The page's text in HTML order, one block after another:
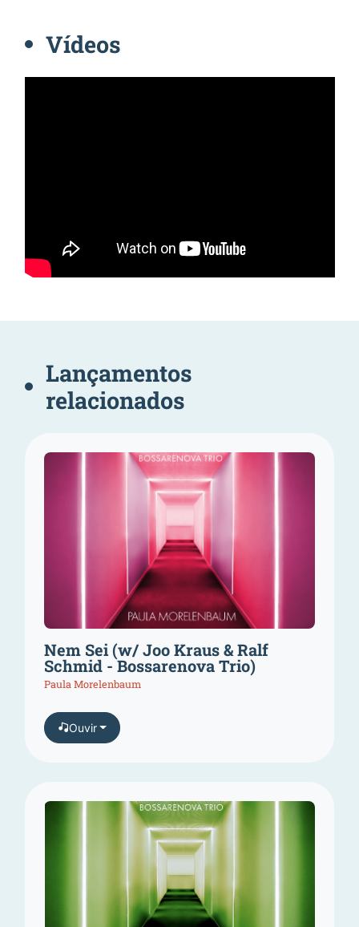
Vídeos
Lançamentos
relacionados
Nem Sei (w/ Joo Kraus & Ralf
Schmid - Bossarenova Trio)
Paula Morelenbaum
Ouvir